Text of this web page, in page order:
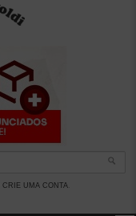
CRIE UMA CONTA.